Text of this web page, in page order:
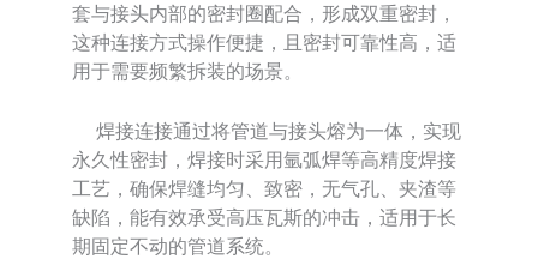
套与接头内部的密封圈配合，形成双重密封，
这种连接方式操作便捷，且密封可靠性高，适
用于需要频繁拆装的场景。
焊接连接通过将管道与接头熔为一体，实现
永久性密封，焊接时采用氩弧焊等高精度焊接
工艺，确保焊缝均匀、致密，无气孔、夹渣等
缺陷，能有效承受高压瓦斯的冲击，适用于长
期固定不动的管道系统。